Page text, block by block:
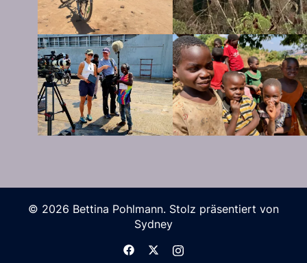
© 2026 Bettina Pohlmann. Stolz präsentiert von
Sydney